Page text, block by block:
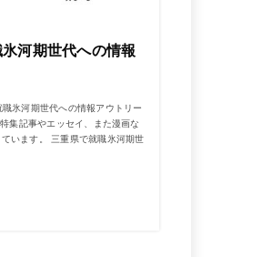
河期世代への情報
氷河期世代への情報アウトリー
集記事やエッセイ、また漫画な
います。 三重県で就職氷河期世